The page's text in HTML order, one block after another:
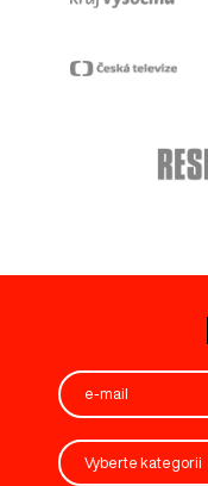
Vyberte kategorii